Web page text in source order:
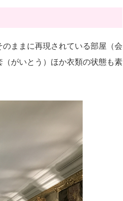
ままに再現されている部屋（会
がいとう）ほか衣類の状態も素